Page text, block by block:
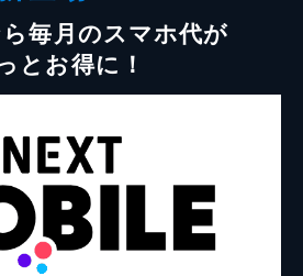
毎月のスマホ代が
とお得に！